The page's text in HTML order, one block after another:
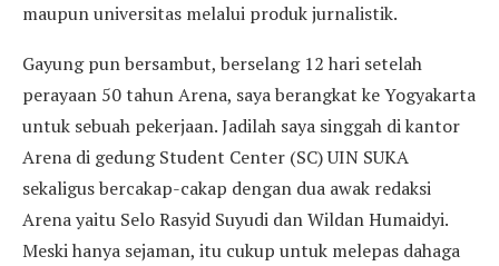
maupun universitas melalui produk jurnalistik.
Gayung pun bersambut, berselang 12 hari setelah
perayaan 50 tahun Arena, saya berangkat ke Yogyakarta
untuk sebuah pekerjaan. Jadilah saya singgah di kantor
Arena di gedung Student Center (SC) UIN SUKA
sekaligus bercakap-cakap dengan dua awak redaksi
Arena yaitu Selo Rasyid Suyudi dan Wildan Humaidyi.
Meski hanya sejaman, itu cukup untuk melepas dahaga